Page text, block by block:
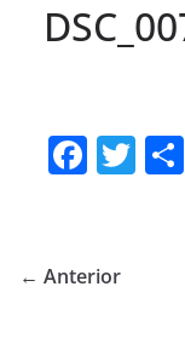
F
e
T
← Anterior